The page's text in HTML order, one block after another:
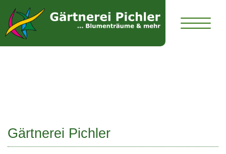
Gärtnerei Pichler